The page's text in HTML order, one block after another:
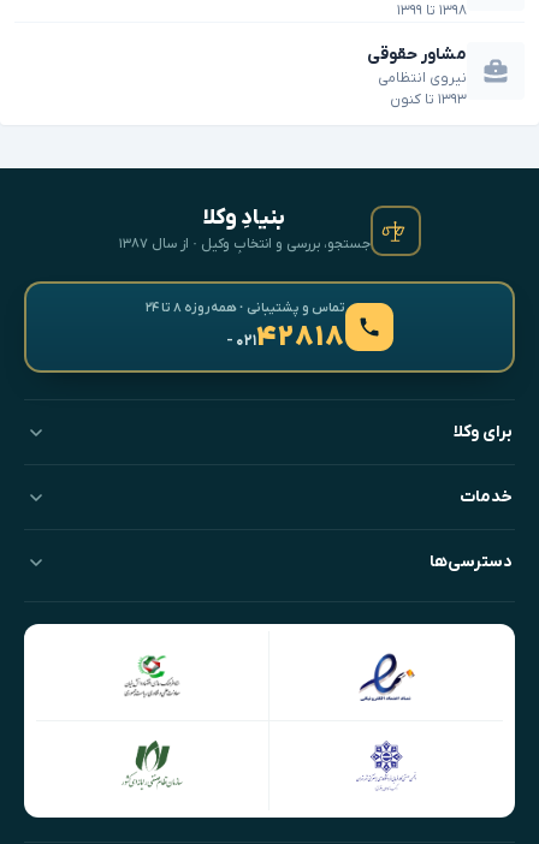
۱۳۹۸ تا ۱۳۹۹
مشاور حقوقی
نیروی انتظامی
۱۳۹۳ تا کنون
بنیادِ وکلا
جستجو، بررسی و انتخابِ وکیل · از سال ۱۳۸۷
تماس و پشتیبانی · همه‌روزه ۸ تا ۲۴
۴۲۸۱۸- ۰۲۱
برای وکلا
خدمات
دسترسی‌ها